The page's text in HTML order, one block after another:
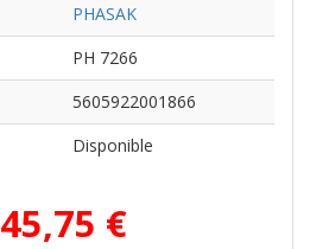
PHASAK
PH 7266
5605922001866
Disponible
45,75 €